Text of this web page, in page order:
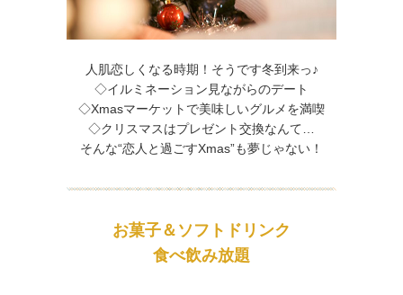
人肌恋しくなる時期！そうです冬到来っ♪
◇イルミネーション見ながらのデート
◇Xmasマーケットで美味しいグルメを満喫
◇クリスマスはプレゼント交換なんて…
そんな“恋人と過ごすXmas”も夢じゃない！
お菓子＆ソフトドリンク
食べ飲み放題